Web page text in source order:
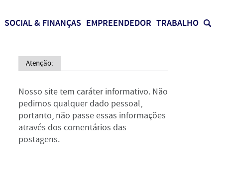
SOCIAL & FINANÇAS EMPREENDEDOR TRABALHO
Atenção:
Nosso site tem caráter informativo. Não
pedimos qualquer dado pessoal,
portanto, não passe essas informações
através dos comentários das
postagens.